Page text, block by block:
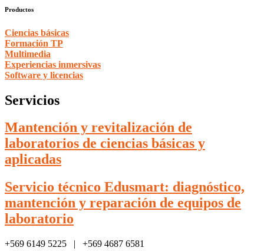
Productos
Ciencias básicas
Formación TP
Multimedia
Experiencias inmersivas
Software y licencias
Servicios
Mantención y revitalización de
laboratorios de ciencias básicas y
aplicadas
Servicio técnico Edusmart: diagnóstico,
mantención y reparación de equipos de
laboratorio
+569 6149 5225 | +569 4687 6581